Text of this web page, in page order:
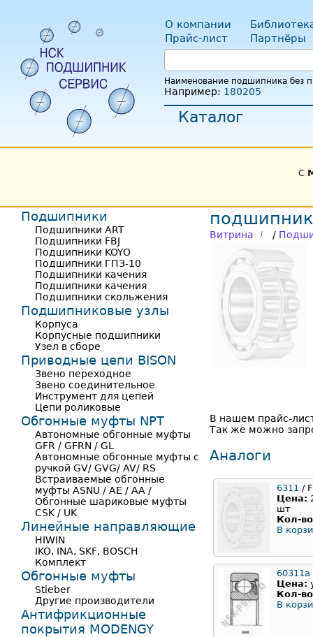
О компании
Прайс-лист
Партнёры
Наименование подшипника без
Например: 180205
Каталог
С
Витрина /
В нашем прайс-
Так же можно
Аналоги
6311 /
Цена:
шт
Кол-
В
60311a
Цена:
Кол-
В
Подшипники
Подшипники ART
Подшипники FBJ
Подшипники KOYO
Подшипники ГПЗ-10
Подшипники качения
Подшипники качения
Подшипники скольжения
Подшипниковые узлы
Корпуса
Корпусные подшипники
Узел в сборе
Приводные цепи BISON
Звено переходное
Звено соединительное
Инструмент для цепей
Цепи роликовые
Обгонные муфты NPT
Автономные обгонные муфты
GFR / GFRN / GL
Автономные обгонные муфты с
ручкой GV/ GVG/ AV/ RS
Встраиваемые обгонные
муфты ASNU / AE / AA /
Обгонные шариковые муфты
CSK / UK
Линейные направляющие
HIWIN
IKO, INA, SKF, BOSCH
Комплект
Обгонные муфты
Stieber
Другие производители
Антифрикционные
покрытия MODENGY